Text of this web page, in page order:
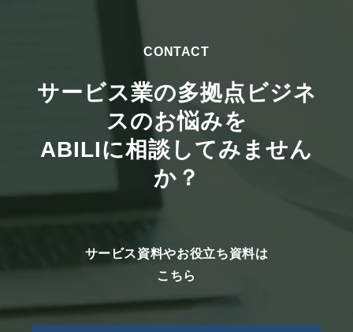
行うために取得、利用致します。
第三者への提供
頂いた個人情報は第三者への提供は致
しません。
ただし、法令に基づく場合、人の生
命、身体又は財産の保護のために必要
個人情報の委託
CONTACT
サービス業の多拠点ビジネ
スのお悩みを
ABILIに相談してみません
か？
サービス資料やお役立ち資料は
こちら